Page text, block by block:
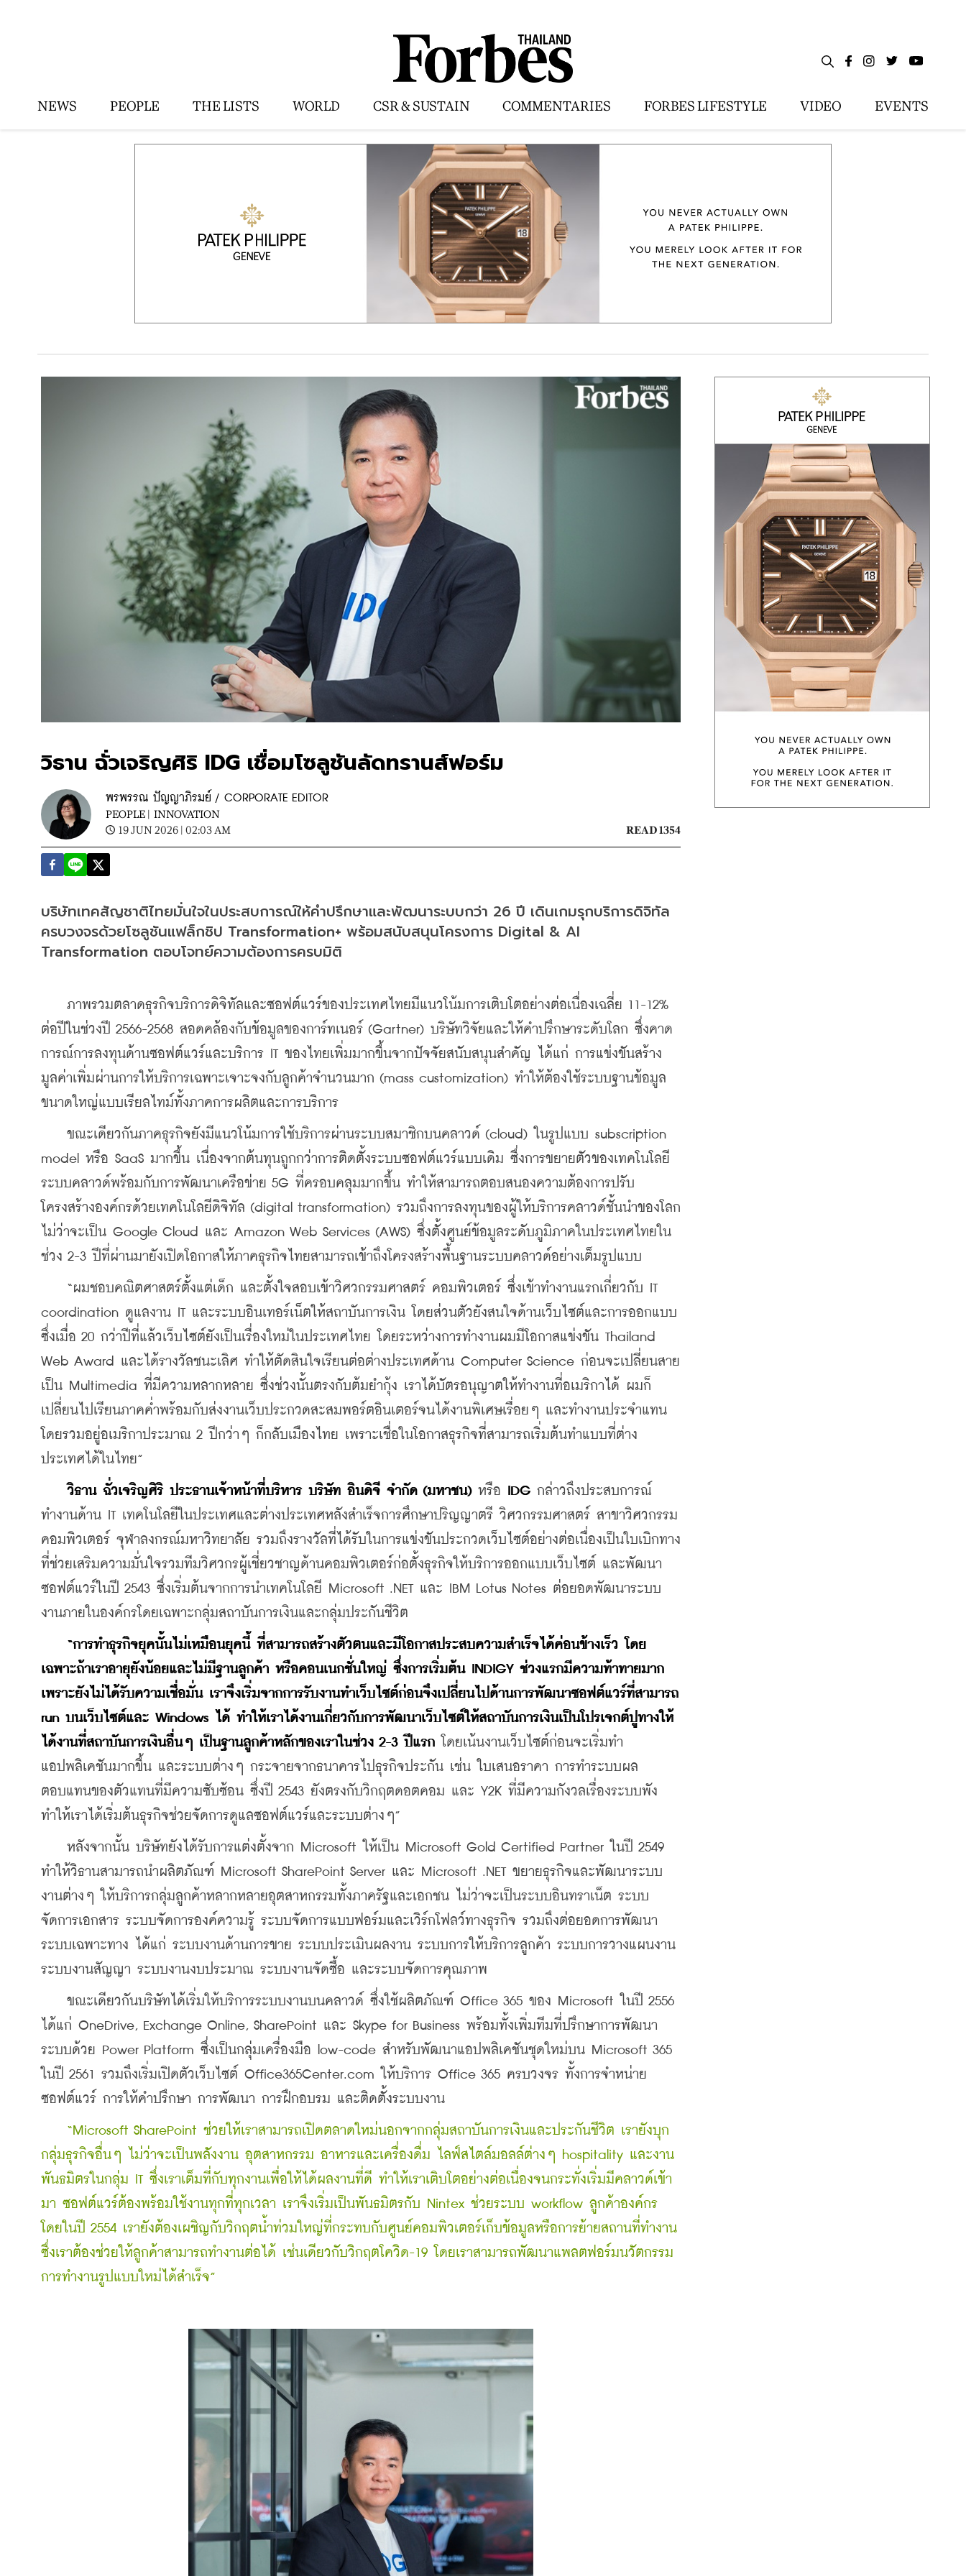
NEWS PEOPLE THE LISTS WORLD CSR & SUSTAIN COMMENTARIES FORBES LIFESTYLE VIDEO EVENTS
วิธาน ฉั่วเจริญศิริ IDG เชื่อมโซลูชันลัดทรานส์ฟอร์ม
พรพรรณ ปัญญาภิรมย์ / CORPORATE EDITOR
PEOPLE | INNOVATION
19 JUN 2026 | 02:03 AM
READ 1354
บริษัทเทคสัญชาติไทยมั่นใจในประสบการณ์ให้คำปรึกษาและพัฒนาระบบกว่า 26 ปี เดินเกมรุกบริการดิจิทัล
ครบวงจรด้วยโซลูชันแฟล็กชิป Transformation+ พร้อมสนับสนุนโครงการ Digital & AI
Transformation ตอบโจทย์ความต้องการครบมิติ
ภาพรวมตลาดธุรกิจบริการดิจิทัลและซอฟต์แวร์ของประเทศไทยมีแนวโน้มการเติบโตอย่างต่อเนื่องเฉลี่ย 11-12%
ต่อปีในช่วงปี 2566-2568 สอดคล้องกับข้อมูลของการ์ทเนอร์ (Gartner) บริษัทวิจัยและให้คำปรึกษาระดับโลก ซึ่งคาด
การณ์การลงทุนด้านซอฟต์แวร์และบริการ IT ของไทยเพิ่มมากขึ้นจากปัจจัยสนับสนุนสำคัญ ได้แก่ การแข่งขันสร้าง
มูลค่าเพิ่มผ่านการให้บริการเฉพาะเจาะจงกับลูกค้าจำนวนมาก (mass customization) ทำให้ต้องใช้ระบบฐานข้อมูล
ขนาดใหญ่แบบเรียลไทม์ทั้งภาคการผลิตและการบริการ
ขณะเดียวกันภาคธุรกิจยังมีแนวโน้มการใช้บริการผ่านระบบสมาชิกบนคลาวด์ (cloud) ในรูปแบบ subscription
model หรือ SaaS มากขึ้น เนื่องจากต้นทุนถูกกว่าการติดตั้งระบบซอฟต์แวร์แบบเดิม ซึ่งการขยายตัวของเทคโนโลยี
ระบบคลาวด์พร้อมกับการพัฒนาเครือข่าย 5G ที่ครอบคลุมมากขึ้น ทำให้สามารถตอบสนองความต้องการปรับ
โครงสร้างองค์กรด้วยเทคโนโลยีดิจิทัล (digital transformation) รวมถึงการลงทุนของผู้ให้บริการคลาวด์ชั้นนำของโลก
ไม่ว่าจะเป็น Google Cloud และ Amazon Web Services (AWS) ซึ่งตั้งศูนย์ข้อมูลระดับภูมิภาคในประเทศไทยใน
ช่วง 2-3 ปีที่ผ่านมายังเปิดโอกาสให้ภาคธุรกิจไทยสามารถเข้าถึงโครงสร้างพื้นฐานระบบคลาวด์อย่างเต็มรูปแบบ
“ผมชอบคณิตศาสตร์ตั้งแต่เด็ก และตั้งใจสอบเข้าวิศวกรรมศาสตร์ คอมพิวเตอร์ ซึ่งเข้าทำงานแรกเกี่ยวกับ IT
coordination ดูแลงาน IT และระบบอินเทอร์เน็ตให้สถาบันการเงิน โดยส่วนตัวยังสนใจด้านเว็บไซต์และการออกแบบ
ซึ่งเมื่อ 20 กว่าปีที่แล้วเว็บไซต์ยังเป็นเรื่องใหม่ในประเทศไทย โดยระหว่างการทำงานผมมีโอกาสแข่งขัน Thailand
Web Award และได้รางวัลชนะเลิศ ทำให้ตัดสินใจเรียนต่อต่างประเทศด้าน Computer Science ก่อนจะเปลี่ยนสาย
เป็น Multimedia ที่มีความหลากหลาย ซึ่งช่วงนั้นตรงกับต้มยำกุ้ง เราได้บัตรอนุญาตให้ทำงานที่อเมริกาได้ ผมก็
เปลี่ยนไปเรียนภาคค่ำพร้อมกับส่งงานเว็บประกวดสะสมพอร์ตอินเตอร์จนได้งานพิเศษเรื่อยๆ และทำงานประจำแทน
โดยรวมอยู่อเมริกาประมาณ 2 ปีกว่าๆ ก็กลับเมืองไทย เพราะเชื่อในโอกาสธุรกิจที่สามารถเริ่มต้นทำแบบที่ต่าง
ประเทศได้ในไทย”
วิธาน ฉั่วเจริญศิริ ประธานเจ้าหน้าที่บริหาร บริษัท อินดิจี จำกัด (มหาชน) หรือ IDG กล่าวถึงประสบการณ์
ทำงานด้าน IT เทคโนโลยีในประเทศและต่างประเทศหลังสำเร็จการศึกษาปริญญาตรี วิศวกรรมศาสตร์ สาขาวิศวกรรม
คอมพิวเตอร์ จุฬาลงกรณ์มหาวิทยาลัย รวมถึงรางวัลที่ได้รับในการแข่งขันประกวดเว็บไซต์อย่างต่อเนื่องเป็นใบเบิกทาง
ที่ช่วยเสริมความมั่นใจรวมทีมวิศวกรผู้เชี่ยวชาญด้านคอมพิวเตอร์ก่อตั้งธุรกิจให้บริการออกแบบเว็บไซต์ และพัฒนา
ซอฟต์แวร์ในปี 2543 ซึ่งเริ่มต้นจากการนำเทคโนโลยี Microsoft .NET และ IBM Lotus Notes ต่อยอดพัฒนาระบบ
งานภายในองค์กรโดยเฉพาะกลุ่มสถาบันการเงินและกลุ่มประกันชีวิต
“การทำธุรกิจยุคนั้นไม่เหมือนยุคนี้ ที่สามารถสร้างตัวตนและมีโอกาสประสบความสำเร็จได้ค่อนข้างเร็ว โดย
เฉพาะถ้าเราอายุยังน้อยและไม่มีฐานลูกค้า หรือคอนเนกชั่นใหญ่ ซึ่งการเริ่มต้น INDIGY ช่วงแรกมีความท้าทายมาก
เพราะยังไม่ได้รับความเชื่อมั่น เราจึงเริ่มจากการรับงานทำเว็บไซต์ก่อนจึงเปลี่ยนไปด้านการพัฒนาซอฟต์แวร์ที่สามารถ
run บนเว็บไซต์และ Windows ได้ ทำให้เราได้งานเกี่ยวกับการพัฒนาเว็บไซต์ให้สถาบันการเงินเป็นโปรเจกต์ปูทางให้
ได้งานที่สถาบันการเงินอื่นๆ เป็นฐานลูกค้าหลักของเราในช่วง 2-3 ปีแรก โดยเน้นงานเว็บไซต์ก่อนจะเริ่มทำ
แอปพลิเคชันมากขึ้น และระบบต่างๆ กระจายจากธนาคารไปธุรกิจประกัน เช่น ใบเสนอราคา การทำระบบผล
ตอบแทนของตัวแทนที่มีความซับซ้อน ซึ่งปี 2543 ยังตรงกับวิกฤตดอตคอม และ Y2K ที่มีความกังวลเรื่องระบบพัง
ทำให้เราได้เริ่มต้นธุรกิจช่วยจัดการดูแลซอฟต์แวร์และระบบต่างๆ”
หลังจากนั้น บริษัทยังได้รับการแต่งตั้งจาก Microsoft ให้เป็น Microsoft Gold Certified Partner ในปี 2549
ทำให้วิธานสามารถนำผลิตภัณฑ์ Microsoft SharePoint Server และ Microsoft .NET ขยายธุรกิจและพัฒนาระบบ
งานต่างๆ ให้บริการกลุ่มลูกค้าหลากหลายอุตสาหกรรมทั้งภาครัฐและเอกชน ไม่ว่าจะเป็นระบบอินทราเน็ต ระบบ
จัดการเอกสาร ระบบจัดการองค์ความรู้ ระบบจัดการแบบฟอร์มและเวิร์กโฟลว์ทางธุรกิจ รวมถึงต่อยอดการพัฒนา
ระบบเฉพาะทาง ได้แก่ ระบบงานด้านการขาย ระบบประเมินผลงาน ระบบการให้บริการลูกค้า ระบบการวางแผนงาน
ระบบงานสัญญา ระบบงานงบประมาณ ระบบงานจัดซื้อ และระบบจัดการคุณภาพ
ขณะเดียวกันบริษัทได้เริ่มให้บริการระบบงานบนคลาวด์ ซึ่งใช้ผลิตภัณฑ์ Office 365 ของ Microsoft ในปี 2556
ได้แก่ OneDrive, Exchange Online, SharePoint และ Skype for Business พร้อมทั้งเพิ่มทีมที่ปรึกษาการพัฒนา
ระบบด้วย Power Platform ซึ่งเป็นกลุ่มเครื่องมือ low-code สำหรับพัฒนาแอปพลิเคชันชุดใหม่บน Microsoft 365
ในปี 2561 รวมถึงเริ่มเปิดตัวเว็บไซต์ Office365Center.com ให้บริการ Office 365 ครบวงจร ทั้งการจำหน่าย
ซอฟต์แวร์ การให้คำปรึกษา การพัฒนา การฝึกอบรม และติดตั้งระบบงาน
“Microsoft SharePoint ช่วยให้เราสามารถเปิดตลาดใหม่นอกจากกลุ่มสถาบันการเงินและประกันชีวิต เรายังบุก
กลุ่มธุรกิจอื่นๆ ไม่ว่าจะเป็นพลังงาน อุตสาหกรรม อาหารและเครื่องดื่ม ไลฟ์สไตล์มอลล์ต่างๆ hospitality และงาน
พันธมิตรในกลุ่ม IT ซึ่งเราเต็มที่กับทุกงานเพื่อให้ได้ผลงานที่ดี ทำให้เราเติบโตอย่างต่อเนื่องจนกระทั่งเริ่มมีคลาวด์เข้า
มา ซอฟต์แวร์ต้องพร้อมใช้งานทุกที่ทุกเวลา เราจึงเริ่มเป็นพันธมิตรกับ Nintex ช่วยระบบ workflow ลูกค้าองค์กร
โดยในปี 2554 เรายังต้องเผชิญกับวิกฤตน้ำท่วมใหญ่ที่กระทบกับศูนย์คอมพิวเตอร์เก็บข้อมูลหรือการย้ายสถานที่ทำงาน
ซึ่งเราต้องช่วยให้ลูกค้าสามารถทำงานต่อได้ เช่นเดียวกับวิกฤตโควิด-19 โดยเราสามารถพัฒนาแพลตฟอร์มนวัตกรรม
การทำงานรูปแบบใหม่ได้สำเร็จ”